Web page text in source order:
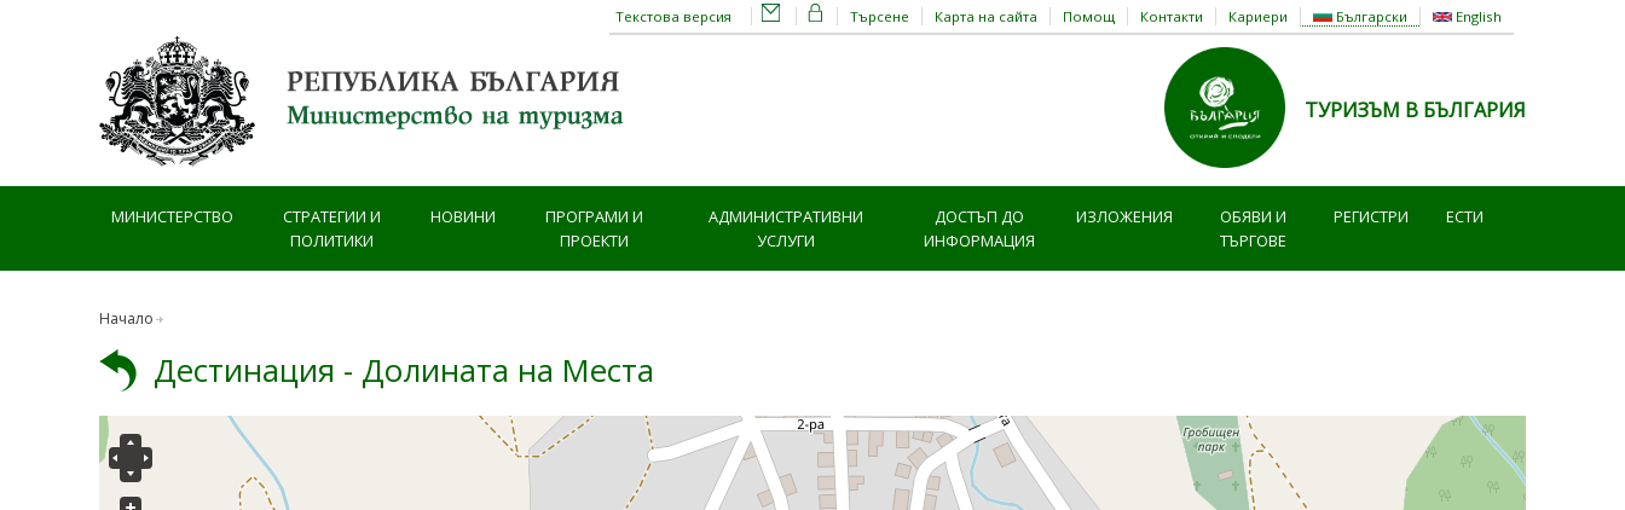
Български English
Търсене Карта на сайта Помощ Контакти Кариери
Текстова версия
ТУРИЗЪМ В БЪЛГАРИЯ
МИНИСТЕРСТВО
СТРАТЕГИИ И
ПОЛИТИКИ
НОВИНИ
ПРОГРАМИ И
ПРОЕКТИ
АДМИНИСТРАТИВНИ
УСЛУГИ
ДОСТЪП ДО
ИНФОРМАЦИЯ
ИЗЛОЖЕНИЯ
ОБЯВИ И
ТЪРГОВЕ
РЕГИСТРИ ЕСТИ
Начало
Дестинация - Долината на Места